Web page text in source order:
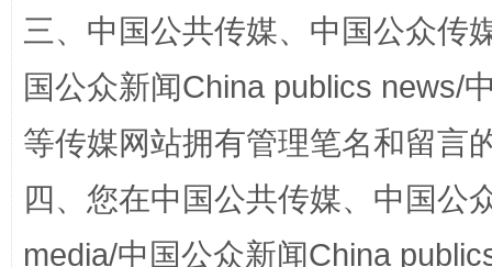
站台名比不上好声名
三、中国公共传媒、中国公众传
国公众新闻China publics news/
等传媒网站拥有管理笔名和留言
四、您在中国公共传媒、中国公
media/中国公众新闻China